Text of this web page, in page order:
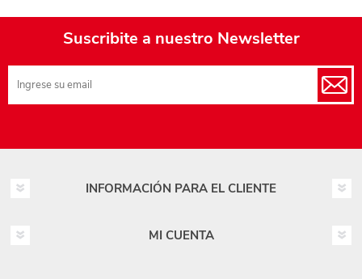
Suscribite a nuestro Newsletter
INFORMACIÓN PARA EL CLIENTE
MI CUENTA